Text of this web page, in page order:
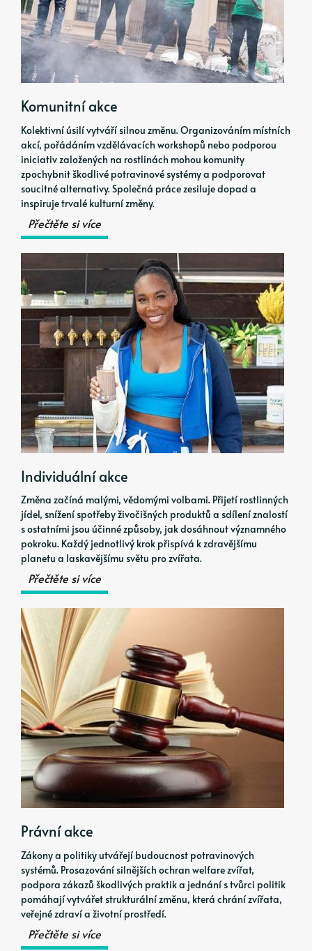
Komunitní akce
Kolektivní úsilí vytváří silnou změnu. Organizováním místních
akcí, pořádáním vzdělávacích workshopů nebo podporou
iniciativ založených na rostlinách mohou komunity
zpochybnit škodlivé potravinové systémy a podporovat
soucitné alternativy. Společná práce zesiluje dopad a
inspiruje trvalé kulturní změny.
Přečtěte si více
Individuální akce
Změna začíná malými, vědomými volbami. Přijetí rostlinných
jídel, snížení spotřeby živočišných produktů a sdílení znalostí
s ostatními jsou účinné způsoby, jak dosáhnout významného
pokroku. Každý jednotlivý krok přispívá k zdravějšímu
planetu a laskavějšímu světu pro zvířata.
Přečtěte si více
Právní akce
Zákony a politiky utvářejí budoucnost potravinových
systémů. Prosazování silnějších ochran welfare zvířat,
podpora zákazů škodlivých praktik a jednání s tvůrci politik
pomáhají vytvářet strukturální změnu, která chrání zvířata,
veřejné zdraví a životní prostředí.
Přečtěte si více